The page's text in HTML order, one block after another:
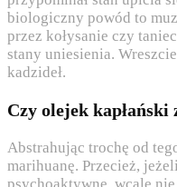
biologiczny powód to
przez kołysanie czy
stany uniesienia.
kadzideł.
Czy olejek kapłański
Abstrahując trochę od
marihuanę. Przecież,